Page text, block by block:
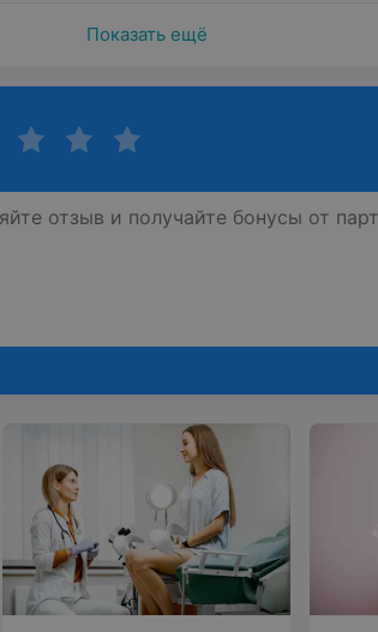
Показать ещё